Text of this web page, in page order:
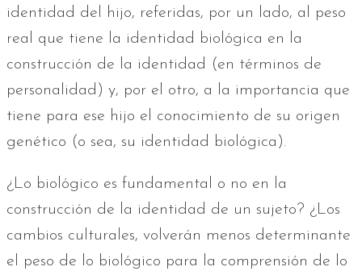
identidad del hijo, referidas, por un lado, al peso
real que tiene la identidad biológica en la
construcción de la identidad (en términos de
personalidad) y, por el otro, a la importancia que
tiene para ese hijo el conocimiento de su origen
genético (o sea, su identidad biológica).
¿Lo biológico es fundamental o no en la
construcción de la identidad de un sujeto? ¿Los
cambios culturales, volverán menos determinante
el peso de lo biológico para la comprensión de lo